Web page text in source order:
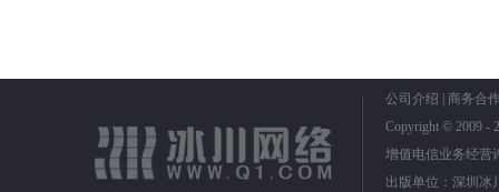
公司介绍
商务合
Copyright © 2009 -
增值电信业务经营
出版单位：深圳冰